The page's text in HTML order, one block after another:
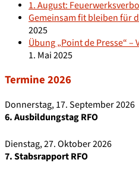
1. August:
Gemeinsam fit bleiben für
2025
Übung „Point de Presse“
1. Mai 2025
Termine 2026
Donnerstag, 17. September 2026
6. Ausbildungstag RFO
Dienstag, 27. Oktober 2026
7. Stabsrapport RFO